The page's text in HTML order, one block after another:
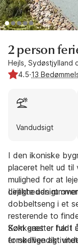
2 person
Hejls, Sydøstjylland
4.5·13
Vandudsigt
I den ikoniske
placeret helt ud til
mulighed for at
direkte udsigt
Lejligheden
dobbeltseng i et
resterende to
Køkkenet er fuldt
er nødvendigt
Som gæster har I
forskellige